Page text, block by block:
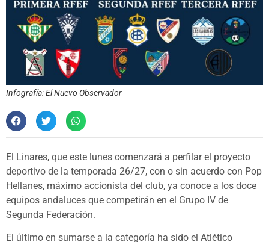
Infografía: El Nuevo Observador
El Linares, que este lunes comenzará a perfilar el proyecto
deportivo de la temporada 26/27, con o sin acuerdo con Pop
Hellanes, máximo accionista del club, ya conoce a los doce
equipos andaluces que competirán en el Grupo IV de
Segunda Federación.
El último en sumarse a la categoría ha sido el Atlético